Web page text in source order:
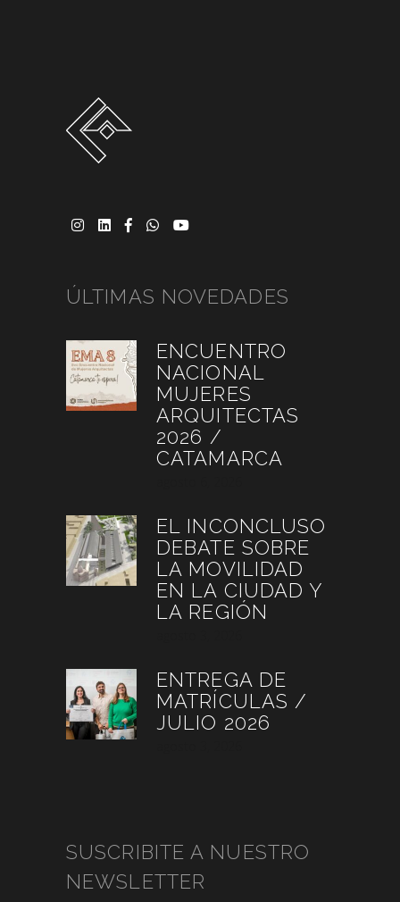
ÚLTIMAS NOVEDADES
ENCUENTRO
NACIONAL
MUJERES
ARQUITECTAS
2026 /
CATAMARCA
EL INCONCLUSO
DEBATE SOBRE
LA MOVILIDAD
EN LA CIUDAD Y
LA REGIÓN
ENTREGA DE
MATRÍCULAS /
JULIO 2026
SUSCRIBITE A NUESTRO
NEWSLETTER